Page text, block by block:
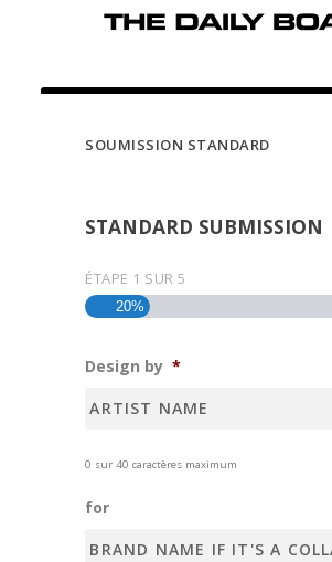
SOUMISSION STANDARD
STANDARD SUBMISSION
ÉTAPE 1 SUR5
20%
Design by *
0 sur 40 caractères maximum
for